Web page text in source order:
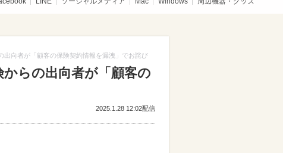
出向者が「顧客の保険契約情報を漏洩」でお詫び
らの出向者が「顧客の
2025.1.28 12:02配信